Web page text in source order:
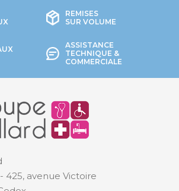
REMISES
SUR VOLUME
ASSISTANCE
TECHNIQUE &
COMMERCIALE
425, avenue Victoire